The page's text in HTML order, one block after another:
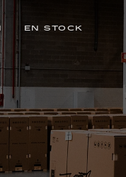
EN STOCK